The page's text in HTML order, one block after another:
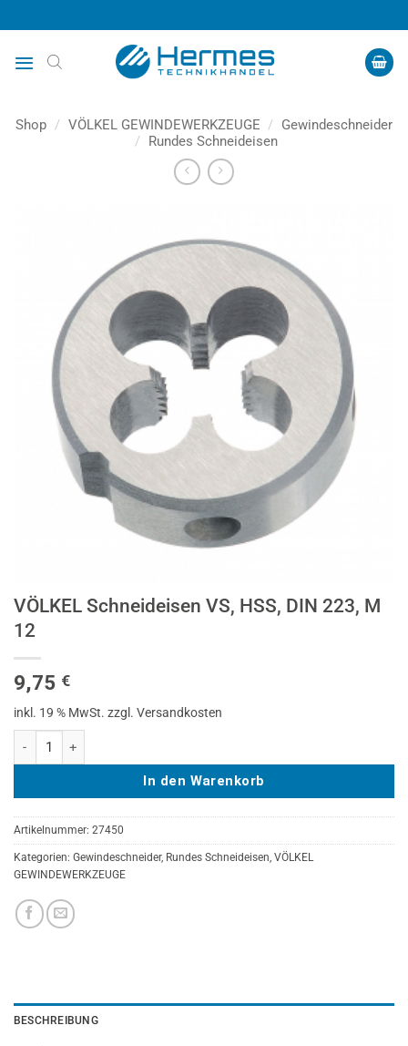
Inhalt
springen
Shop / VÖLKEL GEWINDEWERKZEUGE /
Gewindeschneider
/
Rundes Schneideisen
VÖLKEL Schneideisen VS, HSS, DIN 223, M
12
9,75 €
inkl. 19 % MwSt. zzgl. Versandkosten
VÖLKEL Schneideisen VS, HSS, DIN 223, M 12 Menge
In den Warenkorb
Artikelnummer: 27450
Kategorien: Gewindeschneider, Rundes Schneideisen, VÖLKEL
GEWINDEWERKZEUGE
BESCHREIBUNG